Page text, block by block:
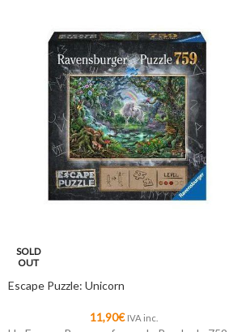
SOLD
OUT
Escape Puzzle: Unicorn
11,90€ IVA inc.